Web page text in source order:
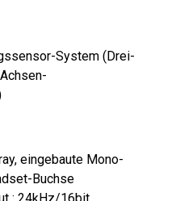
System (Drei-
eingebaute Mono-
Buchse
: 24kHz/16bit